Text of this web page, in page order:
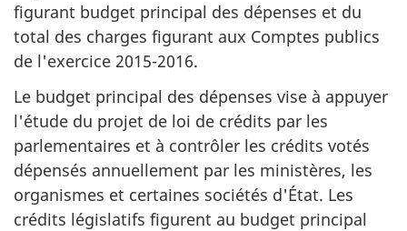
figurant budget principal des dépenses et du
total des charges figurant aux Comptes publics
de l'exercice 2015-2016.
Le budget principal des dépenses vise à appuyer
l'étude du projet de loi de crédits par les
parlementaires et à contrôler les crédits votés
dépensés annuellement par les ministères, les
organismes et certaines sociétés d'État. Les
crédits législatifs figurent au budget principal